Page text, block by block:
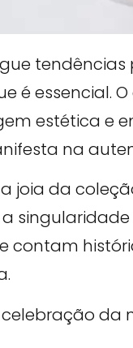
é essencial.
estética e
na
joia da
contam
da